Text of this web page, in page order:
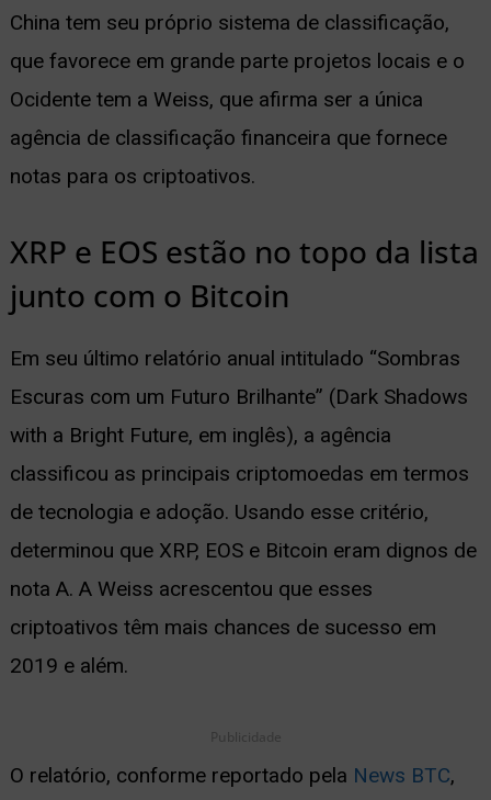
China tem seu próprio sistema de classificação,
que favorece em grande parte projetos locais e o
Ocidente tem a Weiss, que afirma ser a única
agência de classificação financeira que fornece
notas para os criptoativos.
XRP e EOS estão no topo da lista
junto com o Bitcoin
Em seu último relatório anual intitulado “Sombras
Escuras com um Futuro Brilhante” (Dark Shadows
with a Bright Future, em inglês), a agência
classificou as principais criptomoedas em termos
de tecnologia e adoção. Usando esse critério,
determinou que XRP, EOS e Bitcoin eram dignos de
nota A. A Weiss acrescentou que esses
criptoativos têm mais chances de sucesso em
2019 e além.
Publicidade
O relatório, conforme reportado pela News BTC,